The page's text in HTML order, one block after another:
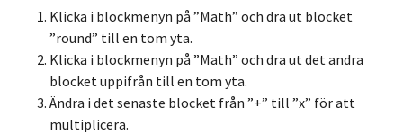
Klicka i blockmenyn på ”Math” och dra ut blocket
”round” till en tom yta.
Klicka i blockmenyn på ”Math” och dra ut det andra
blocket uppifrån till en tom yta.
Ändra i det senaste blocket från ”+” till ”x” för att
multiplicera.